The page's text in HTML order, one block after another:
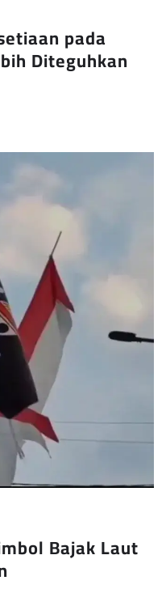
pada
Diteguhkan
Bajak Laut